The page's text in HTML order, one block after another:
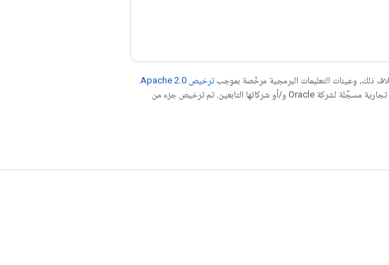
ذلك، وعينات التعليمات البرمجية مرخّصة بموجبترخيص Apache 2.0‏
. إنّ Java هي علامة تجارية مسجَّلة لشركة Oracle و/أو شركائها التابعين. تم ترخيص جزء من